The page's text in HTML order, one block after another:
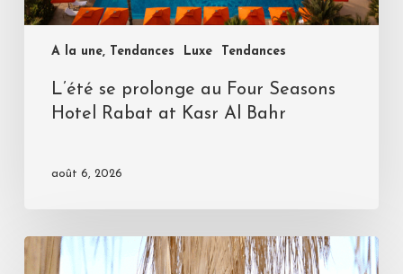
A la une, Tendances Luxe Tendances
L’été se prolonge au Four Seasons
Hotel Rabat at Kasr Al Bahr
août 6, 2026